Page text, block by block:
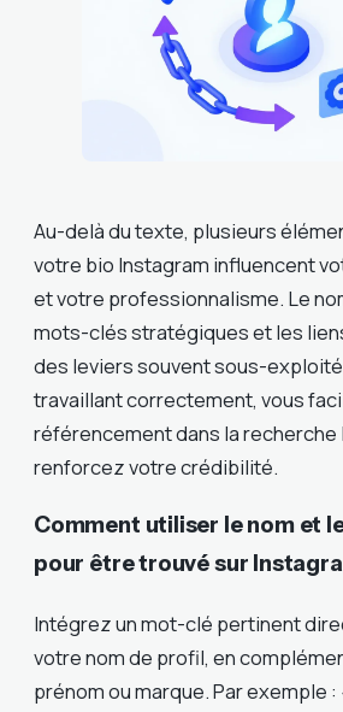
Au-delà du texte, plusieurs
votre bio Instagram influencent
et votre professionnalisme. Le
mots-clés stratégiques et les
des leviers souvent sous-
travaillant correctement, vous
référencement dans la recherche
renforcez votre crédibilité.
Comment utiliser le nom et
pour être trouvé sur
Intégrez un mot-clé pertinent
votre nom de profil, en
prénom ou marque. Par exemple :